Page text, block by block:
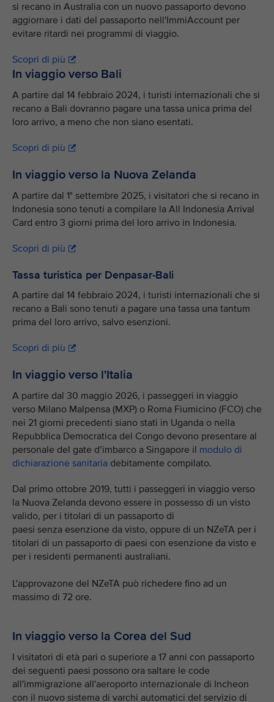
si recano in Australia con un nuovo passaporto devono
aggiornare i dati del passaporto nell'ImmiAccount per
evitare ritardi nei programmi di viaggio.
Scopri di più
In viaggio verso Bali
A partire dal 14 febbraio 2024, i turisti internazionali che si
recano a Bali dovranno pagare una tassa unica prima del
loro arrivo, a meno che non siano esentati.
Scopri di più
In viaggio verso la Nuova Zelanda
A partire dal 1° settembre 2025, i visitatori che si recano in
Indonesia sono tenuti a compilare la All Indonesia Arrival
Card entro 3 giorni prima del loro arrivo in Indonesia.
Scopri di più
Tassa turistica per Denpasar-Bali
A partire dal 14 febbraio 2024, i turisti internazionali che si
recano a Bali sono tenuti a pagare una tassa una tantum
prima del loro arrivo, salvo esenzioni.
Scopri di più
In viaggio verso l'Italia
A partire dal 30 maggio 2026, i passeggeri in viaggio
verso Milano Malpensa (MXP) o Roma Fiumicino (FCO) che
nei 21 giorni precedenti siano stati in Uganda o nella
Repubblica Democratica del Congo devono presentare al
personale del gate d’imbarco a Singapore il modulo di
dichiarazione sanitaria debitamente compilato.
Dal primo ottobre 2019, tutti i passeggeri in viaggio verso
la Nuova Zelanda devono essere in possesso di un visto
valido, per i titolari di un passaporto di
paesi senza esenzione da visto, oppure di un NZeTA per i
titolari di un passaporto di paesi con esenzione da visto e
per i residenti permanenti australiani.
L'approvazone del NZeTA può richedere fino ad un
massimo di 72 ore.
In viaggio verso la Corea del Sud
I visitatori di età pari o superiore a 17 anni con passaporto
dei seguenti paesi possono ora saltare le code
all'immigrazione all'aeroporto internazionale di Incheon
con il nuovo sistema di varchi automatici del servizio di